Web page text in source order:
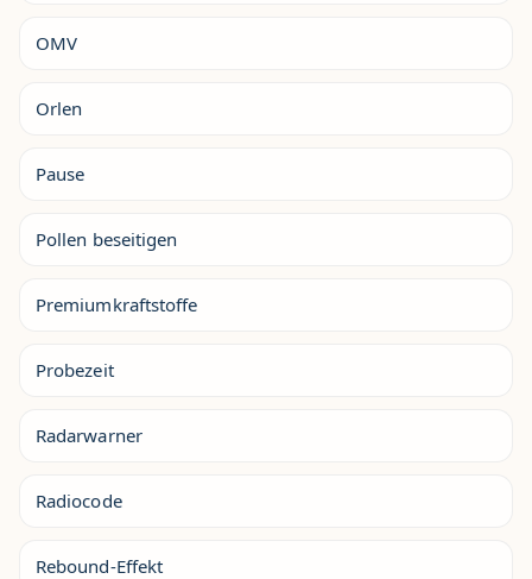
OMV
Orlen
Pause
Pollen beseitigen
Premiumkraftstoffe
Probezeit
Radarwarner
Radiocode
Rebound-Effekt